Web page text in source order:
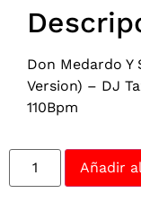
Don Medardo Y
Version) – DJ
110Bpm
Añadir